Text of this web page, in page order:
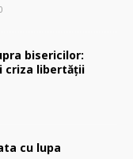
bisericilor:
criza libertății
cu lupa